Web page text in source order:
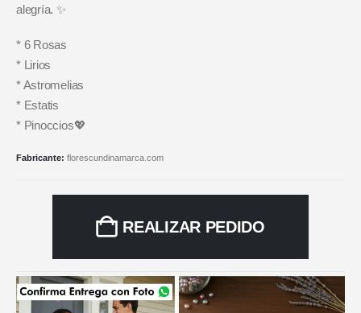
alegría. ✨
* 6 Rosas
* Lirios
* Astromelias
* Estatis
* Pinoccios💖
Fabricante: florescundinamarca.com
REALIZAR PEDIDO